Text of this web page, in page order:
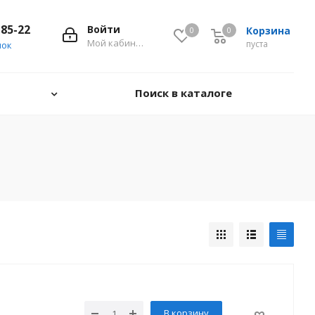
0 Корзина
0
пуста
0
Войти
Мой кабинет
22
Поиск в каталоге